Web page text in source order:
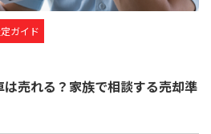
ガイド
売れる？家族で相談する売却準